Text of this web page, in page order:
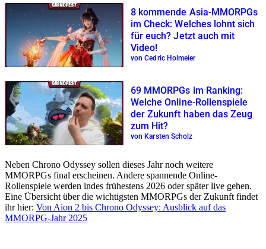
8 kommende Asia-MMORPGs
im Check: Welches lohnt sich
für euch? Jetzt auch mit
Video!
von Cedric Holmeier
69 MMORPGs im Ranking:
Welche Online-Rollenspiele
der Zukunft haben das Zeug
zum Hit?
von Karsten Scholz
Neben Chrono Odyssey sollen dieses Jahr noch weitere
MMORPGs final erscheinen. Andere spannende Online-
Rollenspiele werden indes frühestens 2026 oder später live gehen.
Eine Übersicht über die wichtigsten MMORPGs der Zukunft findet
ihr hier: Von Aion 2 bis Chrono Odyssey: Ausblick auf das
MMORPG-Jahr 2025